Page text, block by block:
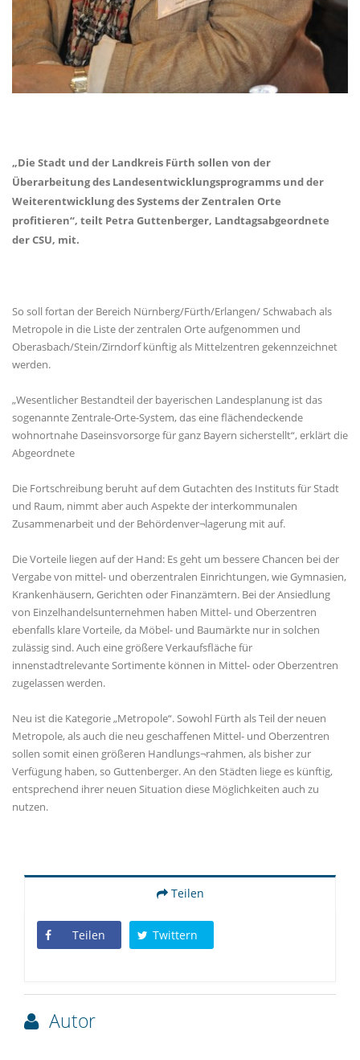
Die Stadt und der Landkreis Fürth sollen von der
Überarbeitung des Landesentwicklungsprogramms und der
Weiterentwicklung des Systems der Zentralen Orte
profitieren“, teilt Petra Guttenberger, Landtagsabgeordnete
der CSU, mit.
So soll fortan der Bereich Nürnberg/Fürth/Erlangen/ Schwabach als
Metropole in die Liste der zentralen Orte aufgenommen und
Oberasbach/Stein/Zirndorf künftig als Mittelzentren gekennzeichnet
werden.
Wesentlicher Bestandteil der bayerischen Landesplanung ist das
sogenannte Zentrale-Orte-System, das eine flächendeckende
wohnortnahe Daseinsvorsorge für ganz Bayern sicherstellt“, erklärt die
Abgeordnete
Die Fortschreibung beruht auf dem Gutachten des Instituts für Stadt
und Raum, nimmt aber auch Aspekte der interkommunalen
Zusammenarbeit und der Behördenver¬lagerung mit auf.
Die Vorteile liegen auf der Hand: Es geht um bessere Chancen bei der
Vergabe von mittel- und oberzentralen Einrichtungen, wie Gymnasien,
Krankenhäusern, Gerichten oder Finanzämtern. Bei der Ansiedlung
von Einzelhandelsunternehmen haben Mittel- und Oberzentren
ebenfalls klare Vorteile, da Möbel- und Baumärkte nur in solchen
zulässig sind. Auch eine größere Verkaufsfläche für
innenstadtrelevante Sortimente können in Mittel- oder Oberzentren
zugelassen werden.
Neu ist die Kategorie „Metropole“. Sowohl Fürth als Teil der neuen
Metropole, als auch die neu geschaffenen Mittel- und Oberzentren
sollen somit einen größeren Handlungs¬rahmen, als bisher zur
Verfügung haben, so Guttenberger. An den Städten liege es künftig,
entsprechend ihrer neuen Situation diese Möglichkeiten auch zu
nutzen.
Teilen
Teilen Twittern
Autor